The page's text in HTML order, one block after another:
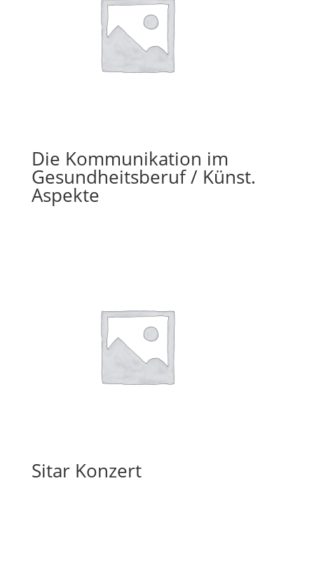
Die Kommunikation im
Gesundheitsberuf / Künst.
Aspekte
Sitar Konzert